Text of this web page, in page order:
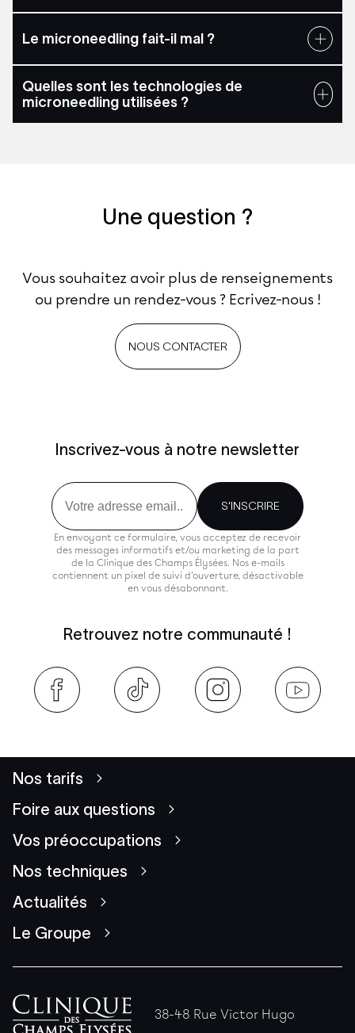
Le microneedling fait-il mal ?
Quelles sont les technologies de
microneedling utilisées ?
Une question ?
Vous souhaitez avoir plus de renseignements
ou prendre un rendez-vous ? Ecrivez-nous !
NOUS CONTACTER
Inscrivez-vous à notre newsletter
Email
S'INSCRIRE
En envoyant ce formulaire, vous acceptez de recevoir
des messages informatifs et/ou marketing de la part
de la Clinique des Champs Élysées. Nos e-mails
contiennent un pixel de suivi d'ouverture, désactivable
en vous désabonnant.
Retrouvez notre communauté !
Nos tarifs
Foire aux questions
Vos préoccupations
Nos techniques
Actualités
Le Groupe
38-48 Rue Victor Hugo